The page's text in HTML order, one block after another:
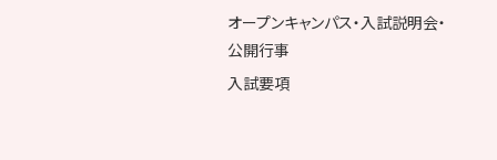
オープンキャンパス・入試説明会・
公開行事
入試要項